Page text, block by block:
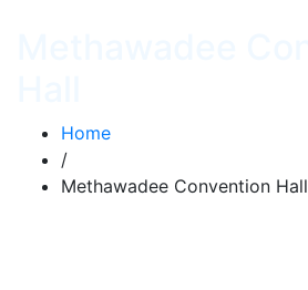
Home
/
Methawadee Convention Hall